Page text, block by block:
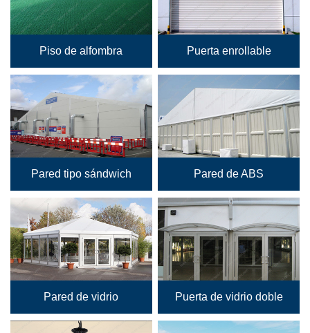
Piso de alfombra Puerta enrollable
Pared tipo sándwich Pared de ABS
Pared de vidrio Puerta de vidrio doble